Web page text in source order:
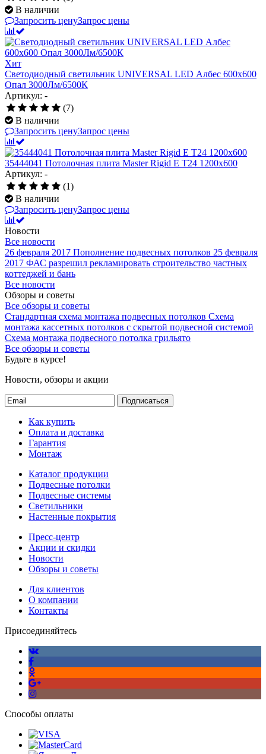
В наличии
Запросить ценуЗапрос цены
Хит
Светодиодный светильник UNIVERSAL LED Албес 600х600
Опал 3000Лм/6500К
Артикул: -
(7)
В наличии
Запросить ценуЗапрос цены
35444041 Потолочная плита Master Rigid E T24 1200х600
Артикул: -
(1)
В наличии
Запросить ценуЗапрос цены
Новости
Все новости
26 февраля 2017 Пополнение подвесных потолков 25 февраля
2017 ФАС разрешил рекламировать строительство частных
коттеджей и бань
Все новости
Обзоры и советы
Все обзоры и советы
Стандартная схема монтажа подвесных потолков Схема
монтажа кассетных потолков с скрытой подвесной системой
Схема монтажа подвесного потолка грильято
Все обзоры и советы
Будьте в курсе!
Новости, обзоры и акции
Подписаться
Как купить
Оплата и доставка
Гарантия
Монтаж
Каталог продукции
Подвесные потолки
Подвесные системы
Светильники
Настенные покрытия
Пресс-центр
Акции и скидки
Новости
Обзоры и советы
Для клиентов
О компании
Контакты
Присоединяйтесь
Способы оплаты